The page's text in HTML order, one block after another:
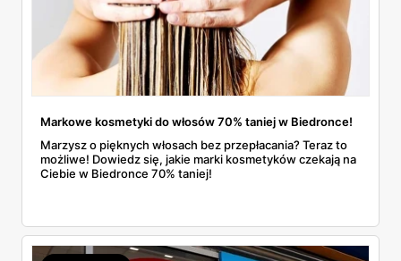
Markowe kosmetyki do włosów 70% taniej w Biedronce!
Marzysz o pięknych włosach bez przepłacania? Teraz to
możliwe! Dowiedz się, jakie marki kosmetyków czekają na
Ciebie w Biedronce 70% taniej!